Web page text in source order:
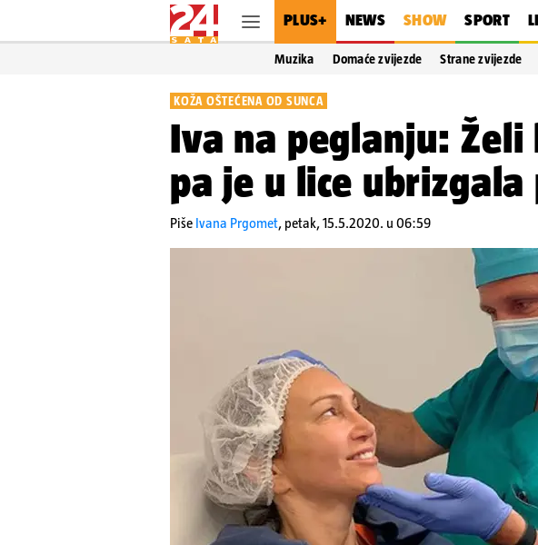
PLUS+ NEWS SHOW SPORT
Muzika Domaće zvijezde Strane zvijezde
KOŽA OŠTEĆENA OD SUNCA
Iva na peglanju:
pa je u lice
Piše Ivana Prgomet, petak, 15.5.2020. u 06:59